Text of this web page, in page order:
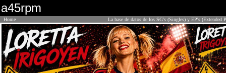
a45rpm
Home La base de datos de los SG's (Singles) y EP's (Extended